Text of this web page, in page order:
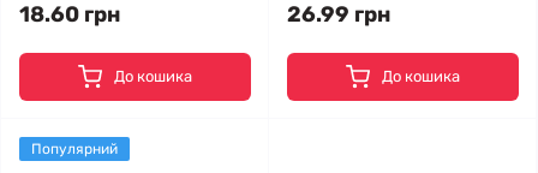
18.60 грн
До кошика
26.99 грн
До кошика
Популярний